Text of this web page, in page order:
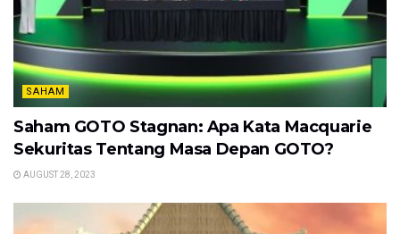
SAHAM
Saham GOTO Stagnan: Apa Kata Macquarie
Sekuritas Tentang Masa Depan GOTO?
AUGUST 28, 2023